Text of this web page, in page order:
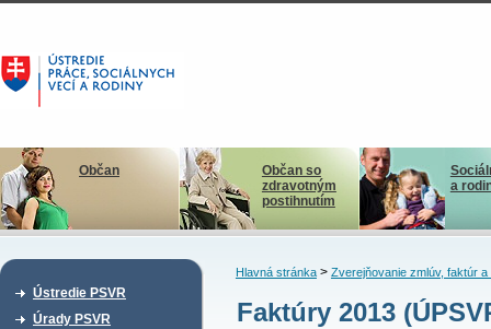
Občan
Občan so
zdravotným
postihnutím
a
Ústredie PSVR
Úrady PSVR
Hlavná stránka> Zverejňovanie zmlúv, faktúr a
Faktúry 2013